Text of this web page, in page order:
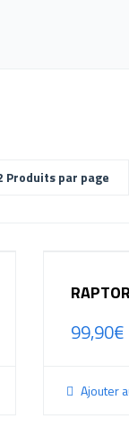
Produits par page
99,90€
Ajouter